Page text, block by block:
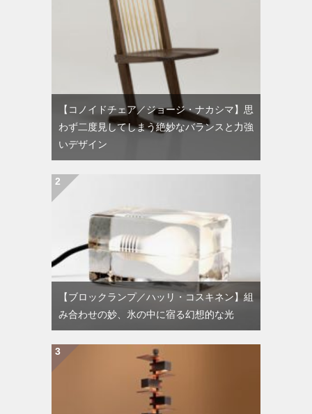
【コノイドチェア／ジョージ・ナカシマ】思
わず二度見してしまう絶妙なバランスと力強
いデザイン
【ブロックランプ／ハッリ・コスキネン】組
み合わせの妙、氷の中に宿る幻想的な光